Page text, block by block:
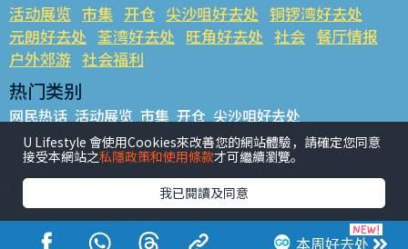
本周好去处
活动展览 市集 开仓 尖沙咀好去处 铜锣湾好去处
元朗好去处 荃湾好去处 旺角好去处 社会 餐厅情报
户外郊游 社会福利
热门类别
网民热话 活动展览 市集 开仓 尖沙咀好去处
铜锣湾好去处 元朗好去处 荃湾好去处 旺角好去处 社会
餐厅情报 户外郊游
热门标签
#UGO揾好去处 #人气活动推介 #美食社群热话
#亲子玩乐好去处
#ULifestyle应用程式
#限时抢
U Lifestyle 會使用Cookies來改善您的網站體驗，請確定您同意
接受本網站之私隱政策和使用條款才可繼續瀏覽。
我已閱讀及同意